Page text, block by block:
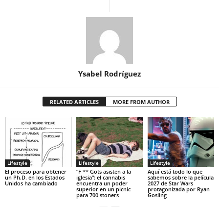
Ysabel Rodríguez
RELATED ARTICLES MORE FROM AUTHOR
Lifestyle
El proceso para obtener
un Ph.D. en los Estados
Unidos ha cambiado
Lifestyle
“F ** Gots asisten a la
iglesia”: el cannabis
encuentra un poder
superior en un picnic
para 700 stoners
Lifestyle
Aquí está todo lo que
sabemos sobre la película
2027 de Star Wars
protagonizada por Ryan
Gosling